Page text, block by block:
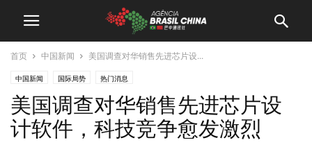
首页 中国新闻 美国调查对华销售先进芯片设...
中国新闻 国际局势 热门消息
美国调查对华销售先进芯片设
计软件，科技竞争愈发激烈